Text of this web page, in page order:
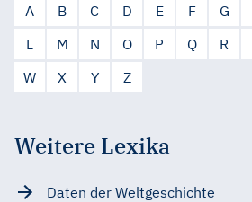
A B C D E F G
L
M N O P Q R
W
X Y Z
Weitere Lexika
Daten der Weltgeschichte